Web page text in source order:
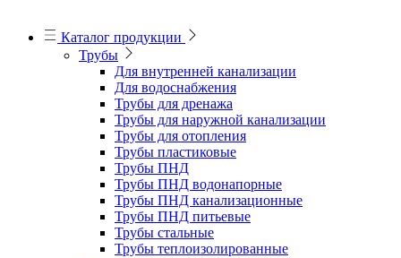
Каталог продукции
Трубы
Для внутренней канализации
Для водоснабжения
Трубы для дренажа
Трубы для наружной канализации
Трубы для отопления
Трубы пластиковые
Трубы ПНД
Трубы ПНД водонапорные
Трубы ПНД канализационные
Трубы ПНД питьевые
Трубы стальные
Трубы теплоизолированные